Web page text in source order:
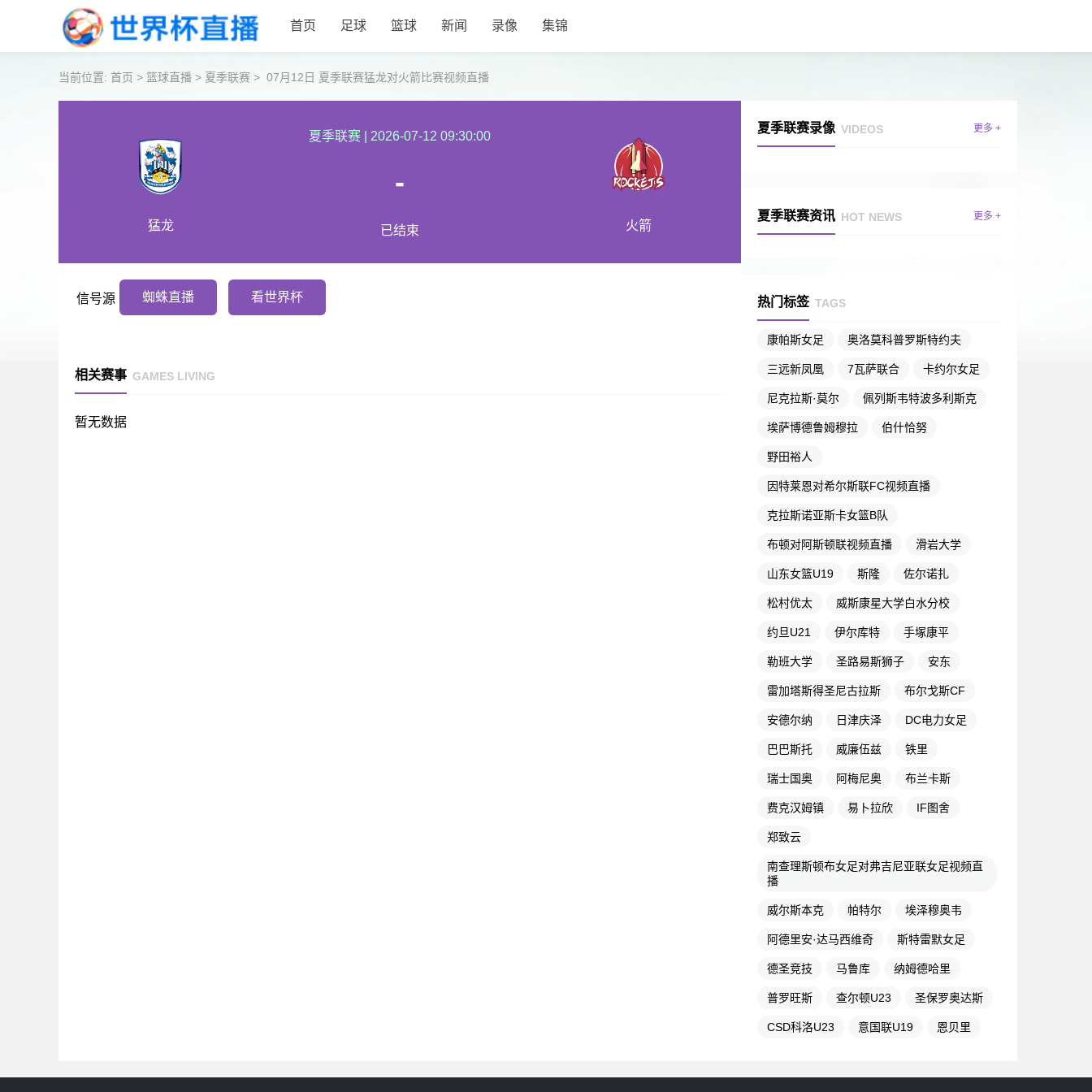
首页 足球 篮球 新闻 录像 集锦
当前位置: 首页 > 篮球直播 > 夏季联赛 > 07月12日 夏季联赛猛龙对火箭比赛视频直播
猛龙
夏季联赛 2026-07-12 09:30:00
-
已结束 火箭
信号源 蜘蛛直播 看世界杯
相关赛事 GAMES LIVING
暂无数据
夏季联赛录像 VIDEOS 更多 +
夏季联赛资讯 HOT NEWS 更多 +
热门标签 TAGS
康帕斯女足 奥洛莫科普罗斯特约夫
三远新凤凰 7瓦萨联合 卡约尔女足
尼克拉斯·莫尔 佩列斯韦特波多利斯克
埃萨博德鲁姆穆拉 伯什恰努
野田裕人
因特莱恩对希尔斯联FC视频直播
克拉斯诺亚斯卡女篮B队
布顿对阿斯顿联视频直播 滑岩大学
山东女篮U19 斯隆 佐尔诺扎
松村优太 威斯康星大学白水分校
约旦U21 伊尔库特 手塚康平
勒班大学 圣路易斯狮子 安东
雷加塔斯得圣尼古拉斯 布尔戈斯CF
安德尔纳 日津庆泽 DC电力女足
巴巴斯托 威廉伍兹 铁里
瑞士国奥 阿梅尼奥 布兰卡斯
费克汉姆镇 易卜拉欣 IF图舍
郑致云
南查理斯顿布女足对弗吉尼亚联女足视频直
播
威尔斯本克 帕特尔 埃泽穆奥韦
阿德里安·达马西维奇 斯特雷默女足
德圣竞技 马鲁库 纳姆德哈里
普罗旺斯 查尔顿U23 圣保罗奥达斯
CSD科洛U23 意国联U19 恩贝里